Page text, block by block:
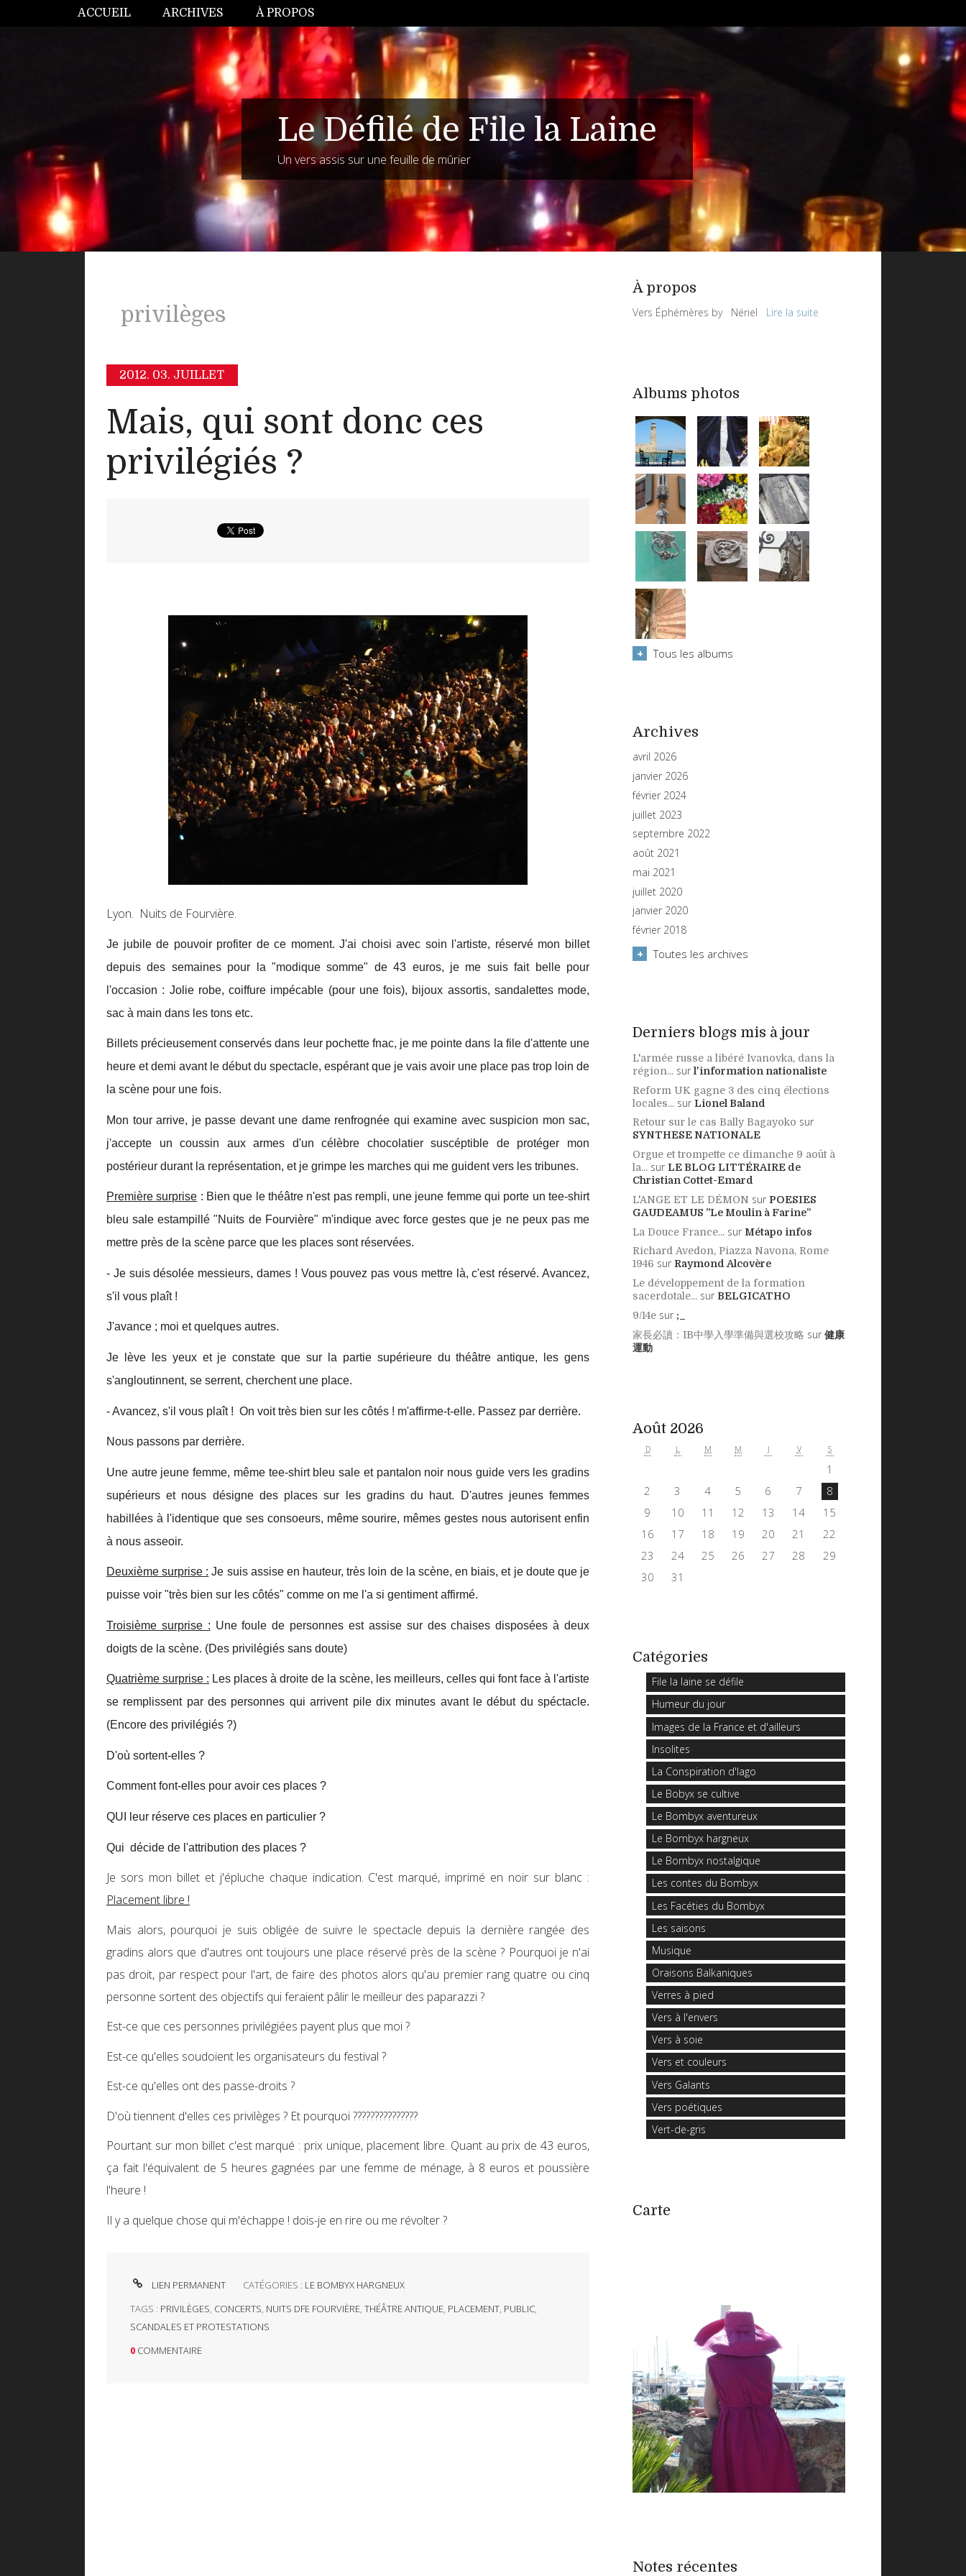
ACCUEIL ARCHIVES À PROPOS
Le Défilé de File la Laine
Un vers assis sur une feuille de mûrier
privilèges
2012. 03. JUILLET
Mais, qui sont donc ces
privilégiés ?
Lyon. Nuits de Fourvière.
Je jubile de pouvoir profiter de ce moment. J'ai choisi avec soin l'artiste, réservé mon billet
depuis des semaines pour la "modique somme" de 43 euros, je me suis fait belle pour
l'occasion : Jolie robe, coiffure impécable (pour une fois), bijoux assortis, sandalettes mode,
sac à main dans les tons etc.
Billets précieusement conservés dans leur pochette fnac, je me pointe dans la file d'attente une
heure et demi avant le début du spectacle, espérant que je vais avoir une place pas trop loin de
la scène pour une fois.
Mon tour arrive, je passe devant une dame renfrognée qui examine avec suspicion mon sac,
j'accepte un coussin aux armes d'un célèbre chocolatier suscéptible de protéger mon
postérieur durant la représentation, et je grimpe les marches qui me guident vers les tribunes.
Première surprise : Bien que le théâtre n'est pas rempli, une jeune femme qui porte un tee-shirt
bleu sale estampillé "Nuits de Fourvière" m'indique avec force gestes que je ne peux pas me
mettre près de la scène parce que les places sont réservées.
- Je suis désolée messieurs, dames ! Vous pouvez pas vous mettre là, c'est réservé. Avancez,
s'il vous plaît !
J'avance ; moi et quelques autres.
Je lève les yeux et je constate que sur la partie supérieure du théâtre antique, les gens
s'angloutinnent, se serrent, cherchent une place.
- Avancez, s'il vous plaît ! On voit très bien sur les côtés ! m'affirme-t-elle. Passez par derrière.
Nous passons par derrière.
Une autre jeune femme, même tee-shirt bleu sale et pantalon noir nous guide vers les gradins
supérieurs et nous désigne des places sur les gradins du haut. D'autres jeunes femmes
habillées à l'identique que ses consoeurs, même sourire, mêmes gestes nous autorisent enfin
à nous asseoir.
Deuxième surprise : Je suis assise en hauteur, très loin de la scène, en biais, et je doute que je
puisse voir "très bien sur les côtés" comme on me l'a si gentiment affirmé.
Troisième surprise : Une foule de personnes est assise sur des chaises disposées à deux
doigts de la scène. (Des privilégiés sans doute)
Quatrième surprise : Les places à droite de la scène, les meilleurs, celles qui font face à l'artiste
se remplissent par des personnes qui arrivent pile dix minutes avant le début du spéctacle.
(Encore des privilégiés ?)
D'où sortent-elles ?
Comment font-elles pour avoir ces places ?
QUI leur réserve ces places en particulier ?
Qui décide de l'attribution des places ?
Je sors mon billet et j'épluche chaque indication. C'est marqué, imprimé en noir sur blanc :
Placement libre !
Mais alors, pourquoi je suis obligée de suivre le spectacle depuis la dernière rangée des
gradins alors que d'autres ont toujours une place réservé près de la scène ? Pourquoi je n'ai
pas droit, par respect pour l'art, de faire des photos alors qu'au premier rang quatre ou cinq
personne sortent des objectifs qui feraient pâlir le meilleur des paparazzi ?
Est-ce que ces personnes privilégiées payent plus que moi ?
Est-ce qu'elles soudoient les organisateurs du festival ?
Est-ce qu'elles ont des passe-droits ?
D'où tiennent d'elles ces privilèges ? Et pourquoi ???????????????
Pourtant sur mon billet c'est marqué : prix unique, placement libre. Quant au prix de 43 euros,
ça fait l'équivalent de 5 heures gagnées par une femme de ménage, à 8 euros et poussière
l'heure !
Il y a quelque chose qui m'échappe ! dois-je en rire ou me révolter ?
LIEN PERMANENT CATÉGORIES : LE BOMBYX HARGNEUX
TAGS : PRIVILÈGES, CONCERTS, NUITS DFE FOURVIÈRE, THÉÂTRE ANTIQUE, PLACEMENT, PUBLIC,
SCANDALES ET PROTESTATIONS
0 COMMENTAIRE
À propos
Vers Éphémères by Nériel Lire la suite
Albums photos
Tous les albums
Archives
avril 2026
janvier 2026
février 2024
juillet 2023
septembre 2022
août 2021
mai 2021
juillet 2020
janvier 2020
février 2018
Toutes les archives
Derniers blogs mis à jour
L'armée russe a libéré Ivanovka, dans la
région... sur l'information nationaliste
Reform UK gagne 3 des cinq élections
locales... sur Lionel Baland
Retour sur le cas Bally Bagayoko sur
SYNTHESE NATIONALE
Orgue et trompette ce dimanche 9 août à
la... sur LE BLOG LITTÉRAIRE de
Christian Cottet-Emard
L'ANGE ET LE DÉMON sur POESIES
GAUDEAMUS ”Le Moulin à Farine”
La Douce France... sur Métapo infos
Richard Avedon, Piazza Navona, Rome
1946 sur Raymond Alcovère
Le développement de la formation
sacerdotale... sur BELGICATHO
9/14e sur ;_
家長必讀：IB中學入學準備與選校攻略 sur 健康
運動
Août 2026
D L M M J V S
1
2
3 4 5 6 7
8
9
10 11 12 13 14
15
16
17 18 19 20 21
22
23
24 25 26 27 28
29
30
31
Catégories
File la laine se défile
Humeur du jour
Images de la France et d'ailleurs
Insolites
La Conspiration d'Iago
Le Bobyx se cultive
Le Bombyx aventureux
Le Bombyx hargneux
Le Bombyx nostalgique
Les contes du Bombyx
Les Facéties du Bombyx
Les saisons
Musique
Oraisons Balkaniques
Verres à pied
Vers à l'envers
Vers à soie
Vers et couleurs
Vers Galants
Vers poétiques
Vert-de-gris
Carte
Notes récentes